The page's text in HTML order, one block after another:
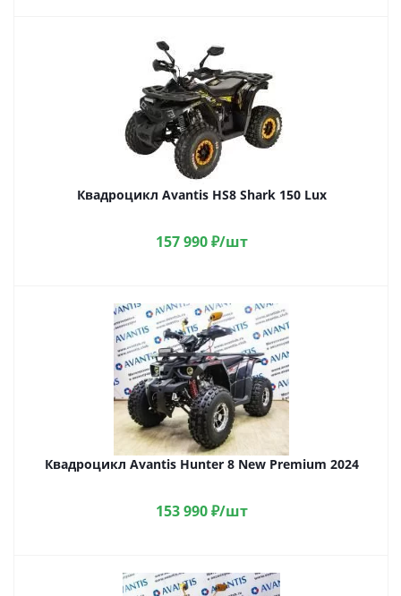
Квадроцикл Avantis HS8 Shark 150 Lux
157 990₽/шт
Квадроцикл Avantis Hunter 8 New Premium 2024
153 990₽/шт